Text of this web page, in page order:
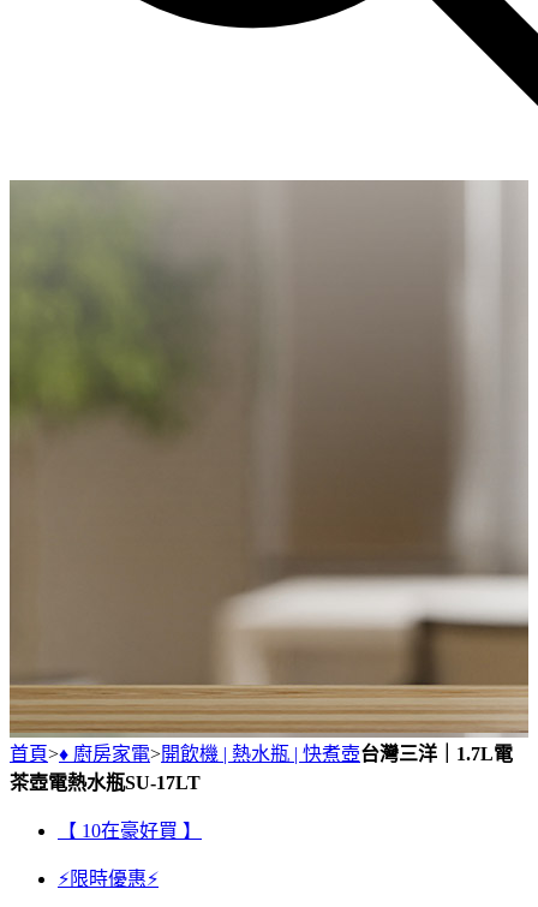
首頁>♦ 廚房家電>開飲機 | 熱水瓶 | 快煮壺台灣三洋｜1.7L電
茶壺電熱水瓶SU-17LT
【 10在豪好買 】
⚡限時優惠⚡